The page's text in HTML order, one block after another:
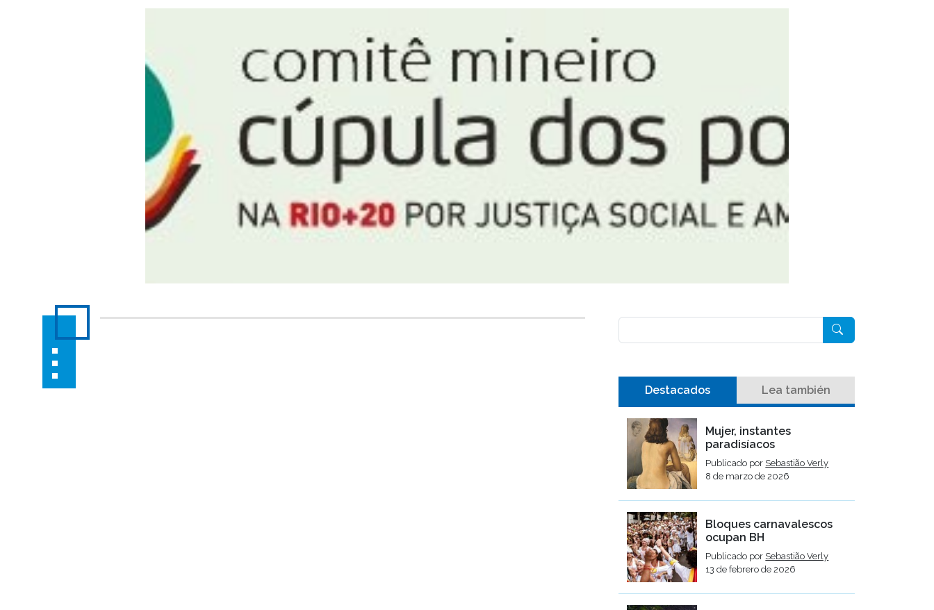
Destacados Lea también
Mujer, instantes
paradisíacos
Publicado por Sebastião Verly
8 de marzo de 2026
Bloques carnavalescos
ocupan BH
Publicado por Sebastião Verly
13 de febrero de 2026